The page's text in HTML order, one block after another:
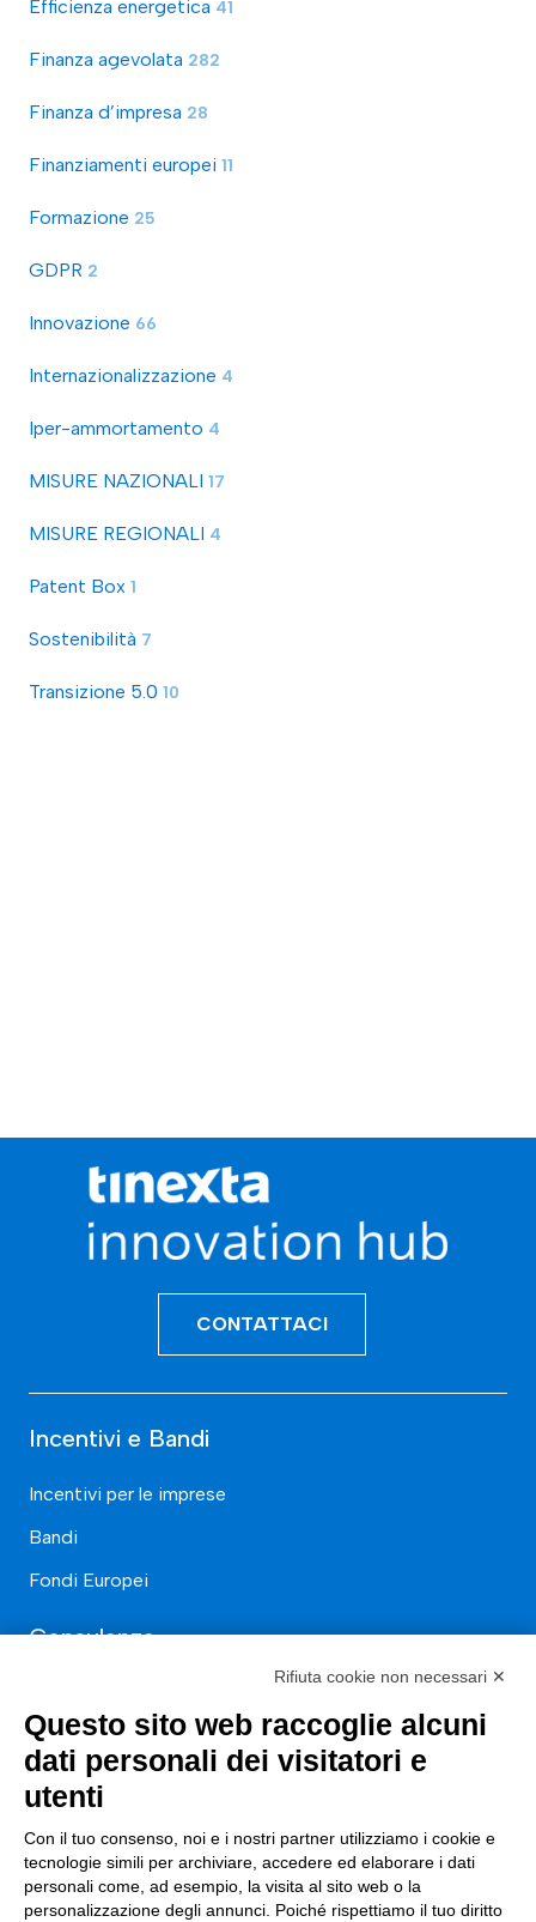
Efficienza energetica 41
Finanza agevolata 282
Finanza d’impresa 28
Finanziamenti europei 11
Formazione 25
GDPR 2
Innovazione 66
Internazionalizzazione 4
Iper-ammortamento 4
MISURE NAZIONALI 17
MISURE REGIONALI 4
Patent Box 1
Sostenibilità 7
Transizione 5.0 10
CONTATTACI
Incentivi e Bandi
Incentivi per le imprese
Bandi
Fondi Europei
Consulenza
Finanza
Nuovi Mercati
Digital Marketing
Data & BI
Rifiuta cookie non necessari ✕
Questo sito web raccoglie alcuni
dati personali dei visitatori e
utenti
Con il tuo consenso, noi e i nostri partner utilizziamo i cookie e
tecnologie simili per archiviare, accedere ed elaborare i dati
personali come, ad esempio, la visita al sito web o la
personalizzazione degli annunci. Poiché rispettiamo il tuo diritto